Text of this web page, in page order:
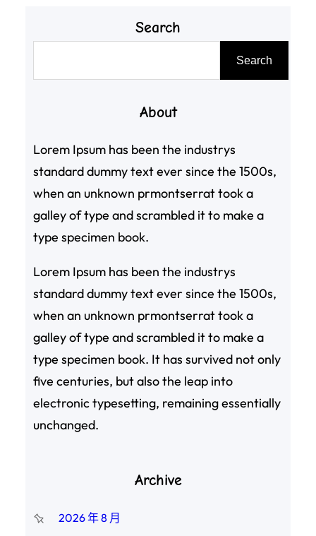
Search
Search
About
Lorem Ipsum has been the industrys
standard dummy text ever since the 1500s,
when an unknown prmontserrat took a
galley of type and scrambled it to make a
type specimen book.
Lorem Ipsum has been the industrys
standard dummy text ever since the 1500s,
when an unknown prmontserrat took a
galley of type and scrambled it to make a
type specimen book. It has survived not only
five centuries, but also the leap into
electronic typesetting, remaining essentially
unchanged.
Archive
2026 年 8 月